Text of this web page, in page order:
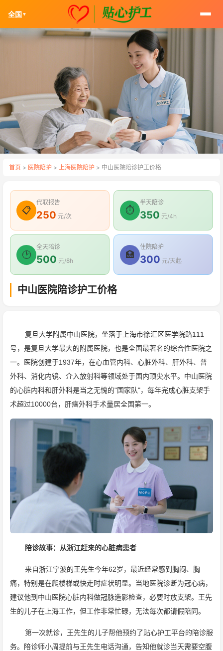
全国 ▼
首页 > 医院陪护 > 上海医院陪护 > 中山医院陪诊护工价格
📋
代取报告
250 元/次
⏱
半天陪诊
350 元/4h
🕑
全天陪诊
500 元/8h
🏥
住院陪护
300 元/天起
中山医院陪诊护工价格
复旦大学附属中山医院，坐落于上海市徐汇区医学院路111
号，是复旦大学最大的附属医院，也是全国最著名的综合性医院之
一。医院创建于1937年，在心血管内科、心脏外科、肝外科、普
外科、消化内镜、介入放射科等领域处于国内顶尖水平。中山医院
的心脏内科和肝外科是当之无愧的"国家队"，每年完成心脏支架手
术超过10000台，肝癌外科手术量居全国第一。
陪诊故事：从浙江赶来的心脏病患者
来自浙江宁波的王先生今年62岁，最近经常感到胸闷、胸
痛，特别是在爬楼梯或快走时症状明显。当地医院诊断为冠心病，
建议他到中山医院心脏内科做冠脉造影检查，必要时放支架。王先
生的儿子在上海工作，但工作非常忙碌，无法每次都请假陪同。
第一次就诊，王先生的儿子帮他预约了贴心护工平台的陪诊服
务。陪诊师小周提前与王先生电话沟通，告知他就诊当天需要空腹